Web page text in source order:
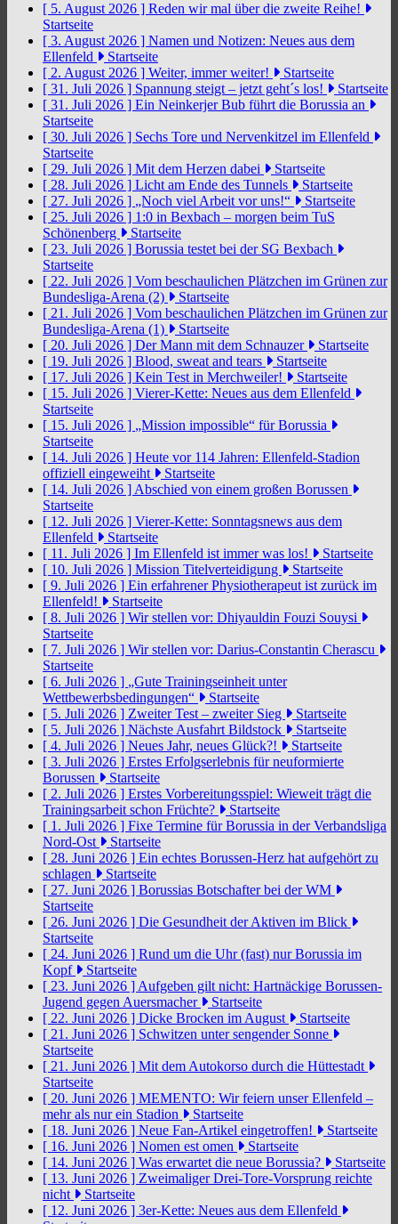
[ 5. August 2026 ] Reden wir mal über die zweite Reihe!
Startseite
[ 3. August 2026 ] Namen und Notizen: Neues aus dem
Ellenfeld
Startseite
[ 2. August 2026 ] Weiter, immer weiter!
Startseite
[ 31. Juli 2026 ] Spannung steigt – jetzt geht´s los!
Startseite
[ 31. Juli 2026 ] Ein Neinkerjer Bub führt die Borussia an
Startseite
[ 30. Juli 2026 ] Sechs Tore und Nervenkitzel im Ellenfeld
Startseite
[ 29. Juli 2026 ] Mit dem Herzen dabei
Startseite
[ 28. Juli 2026 ] Licht am Ende des Tunnels
Startseite
[ 27. Juli 2026 ] „Noch viel Arbeit vor uns!“
Startseite
[ 25. Juli 2026 ] 1:0 in Bexbach – morgen beim TuS
Schönenberg
Startseite
[ 23. Juli 2026 ] Borussia testet bei der SG Bexbach
Startseite
[ 22. Juli 2026 ] Vom beschaulichen Plätzchen im Grünen zur
Bundesliga-Arena (2)
Startseite
[ 21. Juli 2026 ] Vom beschaulichen Plätzchen im Grünen zur
Bundesliga-Arena (1)
Startseite
[ 20. Juli 2026 ] Der Mann mit dem Schnauzer
Startseite
[ 19. Juli 2026 ] Blood, sweat and tears
Startseite
[ 17. Juli 2026 ] Kein Test in Merchweiler!
Startseite
[ 15. Juli 2026 ] Vierer-Kette: Neues aus dem Ellenfeld
Startseite
[ 15. Juli 2026 ] „Mission impossible“ für Borussia
Startseite
[ 14. Juli 2026 ] Heute vor 114 Jahren: Ellenfeld-Stadion
offiziell eingeweiht
Startseite
[ 14. Juli 2026 ] Abschied von einem großen Borussen
Startseite
[ 12. Juli 2026 ] Vierer-Kette: Sonntagsnews aus dem
Ellenfeld
Startseite
[ 11. Juli 2026 ] Im Ellenfeld ist immer was los!
Startseite
[ 10. Juli 2026 ] Mission Titelverteidigung
Startseite
[ 9. Juli 2026 ] Ein erfahrener Physiotherapeut ist zurück im
Ellenfeld!
Startseite
[ 8. Juli 2026 ] Wir stellen vor: Dhiyauldin Fouzi Souysi
Startseite
[ 7. Juli 2026 ] Wir stellen vor: Darius-Constantin Cherascu
Startseite
[ 6. Juli 2026 ] „Gute Trainingseinheit unter
Wettbewerbsbedingungen“
Startseite
[ 5. Juli 2026 ] Zweiter Test – zweiter Sieg
Startseite
[ 5. Juli 2026 ] Nächste Ausfahrt Bildstock
Startseite
[ 4. Juli 2026 ] Neues Jahr, neues Glück?!
Startseite
[ 3. Juli 2026 ] Erstes Erfolgserlebnis für neuformierte
Borussen
Startseite
[ 2. Juli 2026 ] Erstes Vorbereitungsspiel: Wieweit trägt die
Trainingsarbeit schon Früchte?
Startseite
[ 1. Juli 2026 ] Fixe Termine für Borussia in der Verbandsliga
Nord-Ost
Startseite
[ 28. Juni 2026 ] Ein echtes Borussen-Herz hat aufgehört zu
schlagen
Startseite
[ 27. Juni 2026 ] Borussias Botschafter bei der WM
Startseite
[ 26. Juni 2026 ] Die Gesundheit der Aktiven im Blick
Startseite
[ 24. Juni 2026 ] Rund um die Uhr (fast) nur Borussia im
Kopf
Startseite
[ 23. Juni 2026 ] Aufgeben gilt nicht: Hartnäckige Borussen-
Jugend gegen Auersmacher
Startseite
[ 22. Juni 2026 ] Dicke Brocken im August
Startseite
[ 21. Juni 2026 ] Schwitzen unter sengender Sonne
Startseite
[ 21. Juni 2026 ] Mit dem Autokorso durch die Hüttestadt
Startseite
[ 20. Juni 2026 ] MEMENTO: Wir feiern unser Ellenfeld –
mehr als nur ein Stadion
Startseite
[ 18. Juni 2026 ] Neue Fan-Artikel eingetroffen!
Startseite
[ 16. Juni 2026 ] Nomen est omen
Startseite
[ 14. Juni 2026 ] Was erwartet die neue Borussia?
Startseite
[ 13. Juni 2026 ] Zweimaliger Drei-Tore-Vorsprung reichte
nicht
Startseite
[ 12. Juni 2026 ] 3er-Kette: Neues aus dem Ellenfeld